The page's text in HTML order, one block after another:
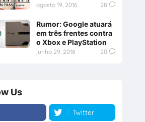
agosto 19, 2016 28
Rumor: Google atuará
em três frentes contra
o Xbox e PlayStation
junho 29, 2018 20
Us
Twitter